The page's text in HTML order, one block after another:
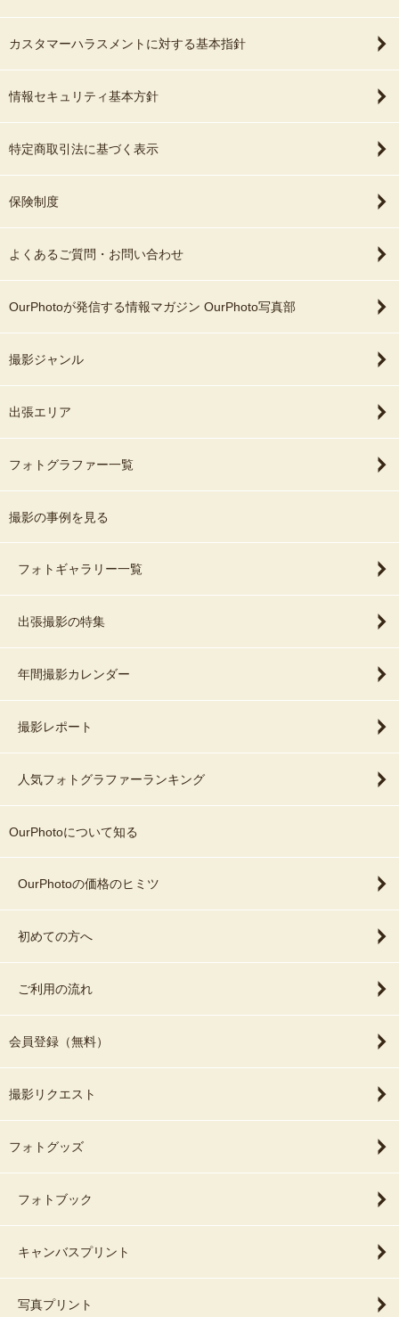
カスタマーハラスメントに対する基本指針
情報セキュリティ基本方針
特定商取引法に基づく表示
保険制度
よくあるご質問・お問い合わせ
OurPhotoが発信する情報マガジン OurPhoto写真部
撮影ジャンル
出張エリア
フォトグラファー一覧
撮影の事例を見る
フォトギャラリー一覧
出張撮影の特集
年間撮影カレンダー
撮影レポート
人気フォトグラファーランキング
OurPhotoについて知る
OurPhotoの価格のヒミツ
初めての方へ
ご利用の流れ
会員登録（無料）
撮影リクエスト
フォトグッズ
フォトブック
キャンバスプリント
写真プリント